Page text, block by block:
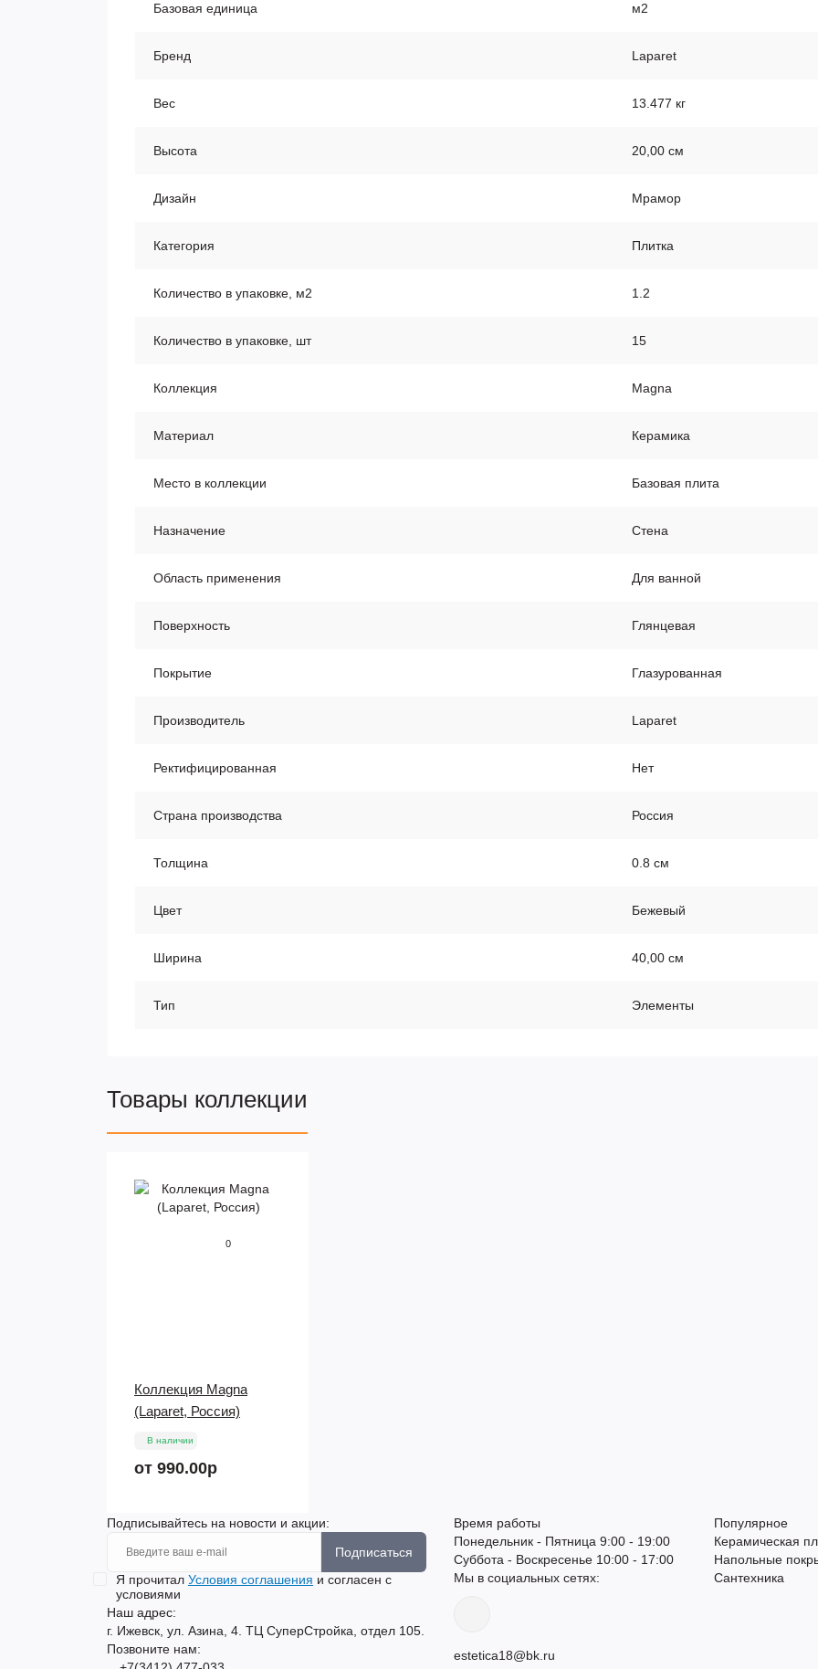
Базовая единица м2
Бренд Laparet
Вес 13.477 кг
Высота 20,00 см
Дизайн Мрамор
Категория Плитка
Количество в упаковке, м2 1.2
Количество в упаковке, шт 15
Коллекция Magna
Материал Керамика
Место в коллекции Базовая плита
Назначение Стена
Область применения Для ванной
Поверхность Глянцевая
Покрытие Глазурованная
Производитель Laparet
Ректифицированная Нет
Страна производства Россия
Толщина 0.8 см
Цвет Бежевый
Ширина 40,00 см
Тип Элементы
Товары коллекции
0
Коллекция Magna
(Laparet, Россия)
В наличии
от 990.00р
Подписывайтесь на новости и акции:
Подписаться
Я прочитал Условия соглашения и согласен с
условиями
Наш адрес:
г. Ижевск, ул. Азина, 4. ТЦ СуперСтройка, отдел 105.
Позвоните нам:
Время работы
Понедельник - Пятница 9:00 - 19:00
Суббота - Воскресенье 10:00 - 17:00
Мы в социальных сетях:
estetica18@bk.ru
Популярное
Керамическая
Напольные
Сантехника